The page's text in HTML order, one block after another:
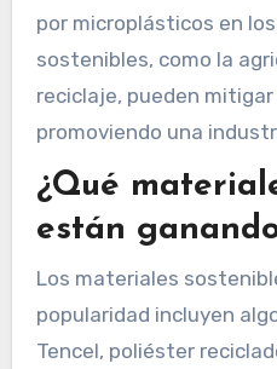
por microplásticos en
sostenibles, como la
reciclaje, pueden
promoviendo una
¿Qué
están
Los materiales
popularidad incluyen
Tencel, poliéster